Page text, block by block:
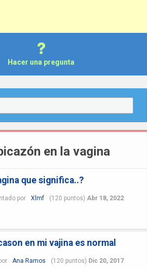
Hacer una pregunta
en la vagina
que significa..?
por Xlmf (120 puntos) Abr 18, 2022
en mi vajina es normal
Ana Ramos (120 puntos) Dic 20, 2017